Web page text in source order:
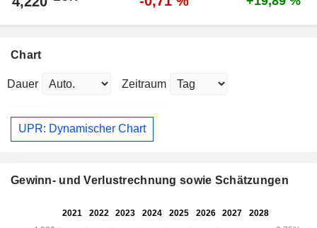
Chart
Dauer Zeitraum
UPR: Dynamischer Chart
Gewinn- und Verlustrechnung sowie Schätzungen